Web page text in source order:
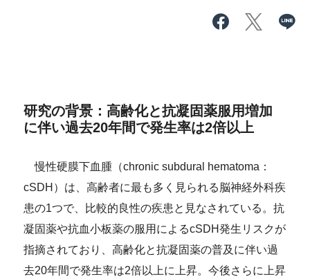
研究の背景：高齢化と抗凝固薬服用増加
に伴い過去20年間で発生率は2倍以上
慢性硬膜下血腫（chronic subdural hematoma：
cSDH）は、高齢者に最も多く見られる脳神経外科疾
患の1つで、比較的良性の疾患と見なされている。抗
凝固薬や抗血小板薬の服用によるcSDH発生リスクが
指摘されており、高齢化と抗凝固薬の普及に伴い過
去20年間で発生率は2倍以上に 上昇。今後さらに上昇